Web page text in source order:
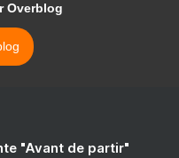
Overblog
"Avant de partir"